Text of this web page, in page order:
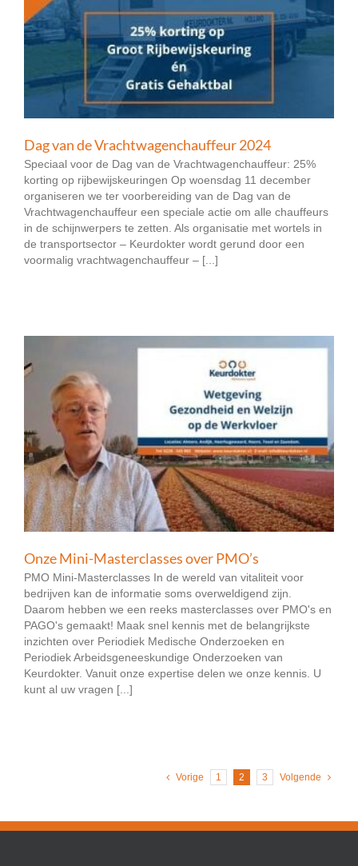
Dag van de Vrachtwagenchauffeur 2024
Speciaal voor de Dag van de Vrachtwagenchauffeur: 25%
korting op rijbewijskeuringen Op woensdag 11 december
organiseren we ter voorbereiding van de Dag van de
Vrachtwagenchauffeur een speciale actie om alle chauffeurs
in de schijnwerpers te zetten. Als organisatie met wortels in
de transportsector – Keurdokter wordt gerund door een
voormalig vrachtwagenchauffeur – [...]
Onze Mini-Masterclasses over PMO’s
PMO Mini-Masterclasses In de wereld van vitaliteit voor
bedrijven kan de informatie soms overweldigend zijn.
Daarom hebben we een reeks masterclasses over PMO's en
PAGO's gemaakt! Maak snel kennis met de belangrijkste
inzichten over Periodiek Medische Onderzoeken en
Periodiek Arbeidsgeneeskundige Onderzoeken van
Keurdokter. Vanuit onze expertise delen we onze kennis. U
kunt al uw vragen [...]
Vorige 1 2 3 Volgende